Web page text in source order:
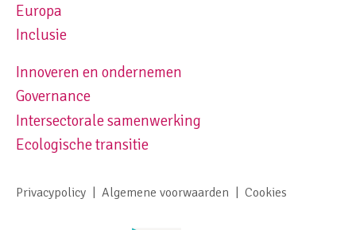
Europa
Inclusie
Footer navigation right
Innoveren en ondernemen
Governance
Intersectorale samenwerking
Ecologische transitie
Footer meta navigation
Privacypolicy Algemene voorwaarden Cookies